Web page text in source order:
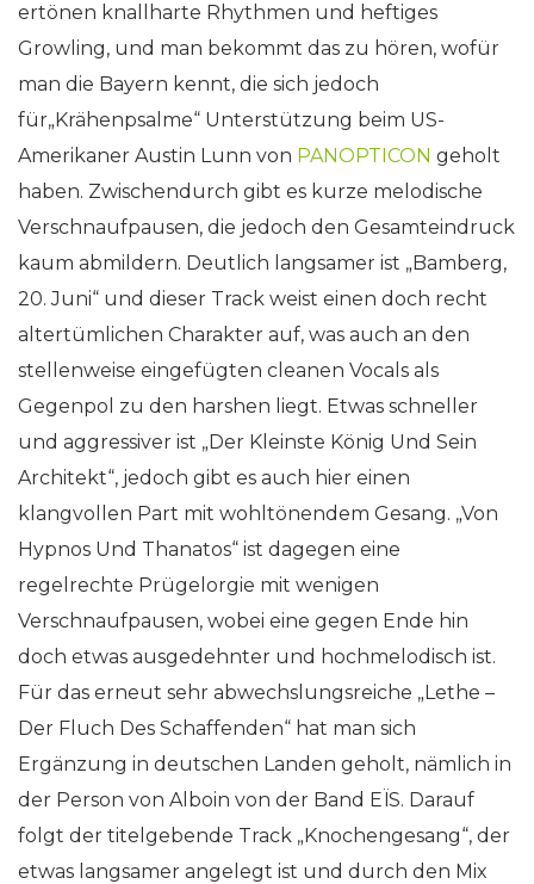
ertönen knallharte Rhythmen und heftiges
Growling, und man bekommt das zu hören, wofür
man die Bayern kennt, die sich jedoch
für„Krähenpsalme“ Unterstützung beim US-
Amerikaner Austin Lunn von PANOPTICON geholt
haben. Zwischendurch gibt es kurze melodische
Verschnaufpausen, die jedoch den Gesamteindruck
kaum abmildern. Deutlich langsamer ist „Bamberg,
20. Juni“ und dieser Track weist einen doch recht
altertümlichen Charakter auf, was auch an den
stellenweise eingefügten cleanen Vocals als
Gegenpol zu den harshen liegt. Etwas schneller
und aggressiver ist „Der Kleinste König Und Sein
Architekt“, jedoch gibt es auch hier einen
klangvollen Part mit wohltönendem Gesang. „Von
Hypnos Und Thanatos“ ist dagegen eine
regelrechte Prügelorgie mit wenigen
Verschnaufpausen, wobei eine gegen Ende hin
doch etwas ausgedehnter und hochmelodisch ist.
Für das erneut sehr abwechslungsreiche „Lethe –
Der Fluch Des Schaffenden“ hat man sich
Ergänzung in deutschen Landen geholt, nämlich in
der Person von Alboin von der Band EÏS. Darauf
folgt der titelgebende Track „Knochengesang“, der
etwas langsamer angelegt ist und durch den Mix